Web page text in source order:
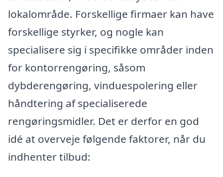
lokalområde. Forskellige firmaer kan have
forskellige styrker, og nogle kan
specialisere sig i specifikke områder inden
for kontorrengøring, såsom
dybderengøring, vinduespolering eller
håndtering af specialiserede
rengøringsmidler. Det er derfor en god
idé at overveje følgende faktorer, når du
indhenter tilbud: